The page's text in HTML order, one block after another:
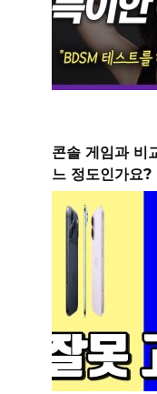
콘솔 게임과 비
느 정도인가요?